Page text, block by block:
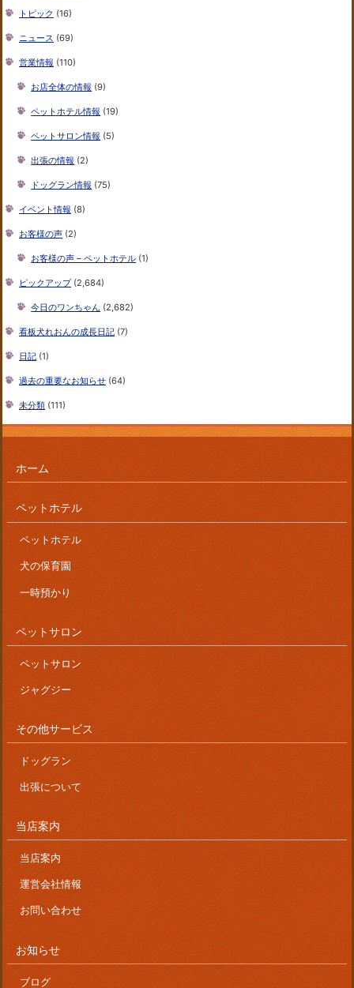
トピック (16)
ニュース (69)
営業情報 (110)
お店全体の情報 (9)
ペットホテル情報 (19)
ペットサロン情報 (5)
出張の情報 (2)
ドッグラン情報 (75)
イベント情報 (8)
お客様の声 (2)
お客様の声 – ペットホテル (1)
ピックアップ(2,684)
今日のワンちゃん (2,682)
看板犬れおんの成長日記 (7)
日記 (1)
過去の重要なお知らせ (64)
未分類 (111)
ホーム
ペットホテル
ペットホテル
犬の保育園
一時預かり
ペットサロン
ペットサロン
ジャグジー
その他サービス
ドッグラン
出張について
当店案内
当店案内
運営会社情報
お問い合わせ
お知らせ
ブログ